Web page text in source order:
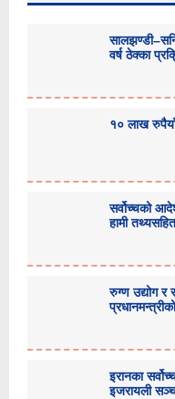
वर्ष ठेक्का
१० लाख रुपैयाँ
सर्वोच्चको
हामी
रुग्ण उद्योग र
इरानका
इजरायली